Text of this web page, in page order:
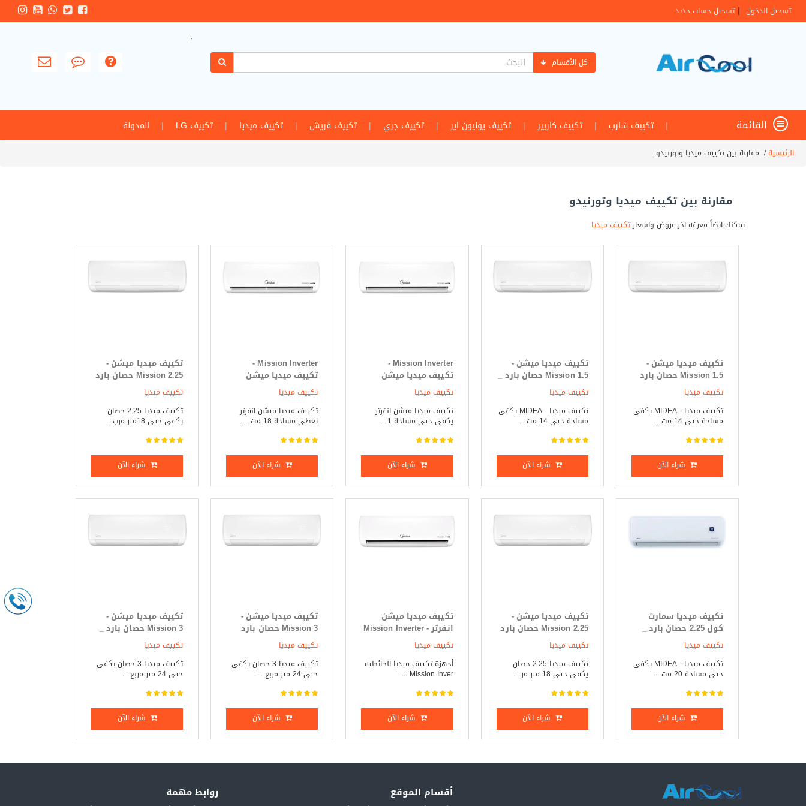
تسجيل الدخول | تسجيل حساب جديد
كل الأقسام
`
القائمة | تكييف شارب | تكييف كاريير | تكييف يونيون اير | تكييف جري | تكييف فريش | تكييف ميديا | تكييف LG | المدونة
الرئيسية/ مقارنة بين تكييف ميديا وتورنيدو
مقارنة بين تكييف ميديا وتورنيدو
يمكنك ايضاً معرفة اخر عروض واسعارتكييف ميديا
تكييف ميديا ميشن -
Mission 1.5 حصان بارد
فقط
تكييف ميديا
تكييف ميديا - MIDEA يكفى
مساحة حتي 14 مت ...
شراء الآن
تكييف ميديا ميشن -
Mission 1.5 حصان بارد _
ساخن
تكييف ميديا
تكييف ميديا - MIDEA يكفى
مساحة حتي 14 مت ...
شراء الآن
Mission Inverter -
تكييف ميديا ميشن
انفرتر 1.5 حصان بارد _
ساخن
تكييف ميديا
تكييف ميديا ميشن انفرتر
يكفى حتى مساحة 1 ...
شراء الآن
Mission Inverter -
تكييف ميديا ميشن
ساخن
تكييف ميديا
تكييف ميديا ميشن انفرتر
تغطى مساحة 18 مت ...
شراء الآن
تكييف ميديا ميشن -
Mission 2.25 حصان بارد
_ ساخن
تكييف ميديا
تكييف ميديا 2.25 حصان
يكفي حتي 18متر مرب ...
شراء الآن
تكييف ميديا سمارت
كول 2.25 حصان بارد _
ساخن
تكييف ميديا
تكييف ميديا - MIDEA يكفى
حتي مساحة 20 مت ...
شراء الآن
تكييف ميديا ميشن -
Mission 2.25 حصان بارد
فقط
تكييف ميديا
تكييف ميديا 2.25 حصان
يكفي حتي 18 متر مر ...
شراء الآن
تكييف ميديا ميشن
انفرتر - Mission Inverter
3 حصان بارد _ ساخن
تكييف ميديا
أجهزة تكييف ميديا الحائطية
Mission Inver ...
شراء الآن
تكييف ميديا ميشن -
Mission 3 حصان بارد
فقط
تكييف ميديا
تكييف ميديا 3 حصان يكفي
حتي 24 متر مربع ...
شراء الآن
تكييف ميديا ميشن -
Mission 3 حصان بارد _
ساخن
تكييف ميديا
تكييف ميديا 3 حصان يكفي
حتي 24 متر مربع ...
شراء الآن
أقسام الموقع روابط مهمة